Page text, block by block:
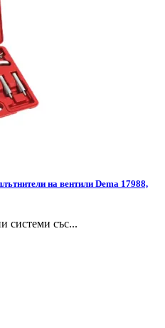
на вентили Dema 17988,
системи със...